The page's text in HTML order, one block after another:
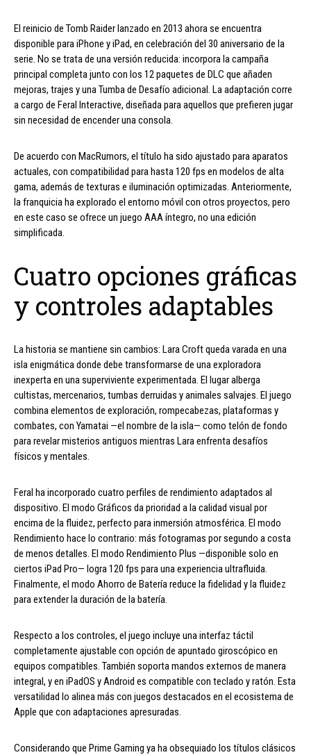
El reinicio de Tomb Raider lanzado en 2013 ahora se encuentra
disponible para iPhone y iPad, en celebración del 30 aniversario de la
serie. No se trata de una versión reducida: incorpora la campaña
principal completa junto con los 12 paquetes de DLC que añaden
mejoras, trajes y una Tumba de Desafío adicional. La adaptación corre
a cargo de Feral Interactive, diseñada para aquellos que prefieren jugar
sin necesidad de encender una consola.
De acuerdo con MacRumors, el título ha sido ajustado para aparatos
actuales, con compatibilidad para hasta 120 fps en modelos de alta
gama, además de texturas e iluminación optimizadas. Anteriormente,
la franquicia ha explorado el entorno móvil con otros proyectos, pero
en este caso se ofrece un juego AAA íntegro, no una edición
simplificada.
Cuatro opciones gráficas
y controles adaptables
La historia se mantiene sin cambios: Lara Croft queda varada en una
isla enigmática donde debe transformarse de una exploradora
inexperta en una superviviente experimentada. El lugar alberga
cultistas, mercenarios, tumbas derruidas y animales salvajes. El juego
combina elementos de exploración, rompecabezas, plataformas y
combates, con Yamatai —el nombre de la isla— como telón de fondo
para revelar misterios antiguos mientras Lara enfrenta desafíos
físicos y mentales.
Feral ha incorporado cuatro perfiles de rendimiento adaptados al
dispositivo. El modo Gráficos da prioridad a la calidad visual por
encima de la fluidez, perfecto para inmersión atmosférica. El modo
Rendimiento hace lo contrario: más fotogramas por segundo a costa
de menos detalles. El modo Rendimiento Plus —disponible solo en
ciertos iPad Pro— logra 120 fps para una experiencia ultrafluida.
Finalmente, el modo Ahorro de Batería reduce la fidelidad y la fluidez
para extender la duración de la batería.
Respecto a los controles, el juego incluye una interfaz táctil
completamente ajustable con opción de apuntado giroscópico en
equipos compatibles. También soporta mandos externos de manera
integral, y en iPadOS y Android es compatible con teclado y ratón. Esta
versatilidad lo alinea más con juegos destacados en el ecosistema de
Apple que con adaptaciones apresuradas.
Considerando que Prime Gaming ya ha obsequiado los títulos clásicos